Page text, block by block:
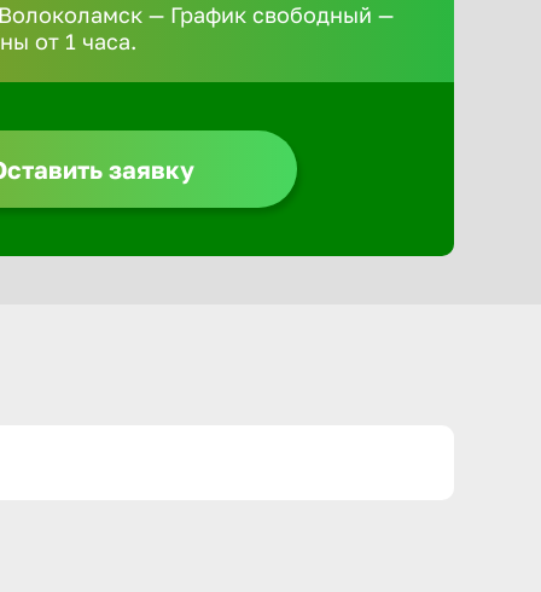
— График свободный —
от 1 часа.
заявку